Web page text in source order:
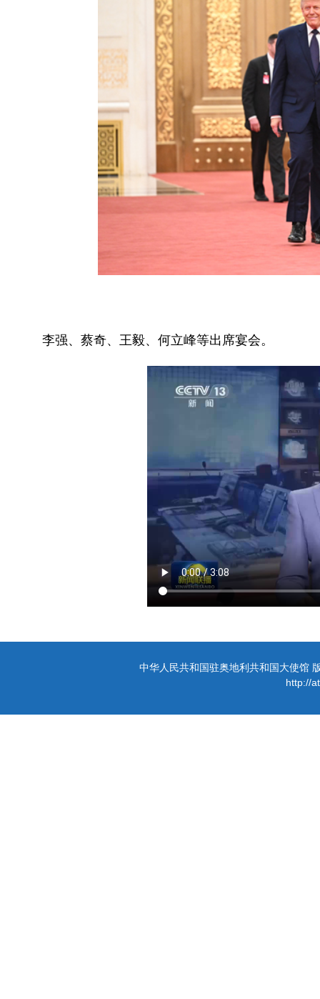
李强、蔡奇、王毅、何立峰等出席宴会。
中华人民共和国驻奥地利共和国大使馆
http://